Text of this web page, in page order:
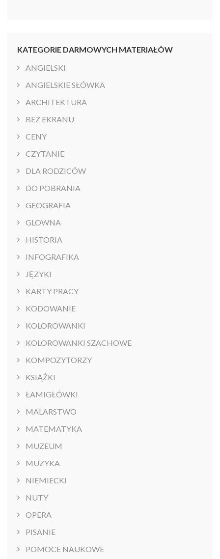
KATEGORIE DARMOWYCH MATERIAŁÓW
ANGIELSKI
ANGIELSKIE SŁÓWKA
ARCHITEKTURA
BEZ EKRANU
CENY
CZYTANIE
DLA RODZICÓW
DO POBRANIA
GEOGRAFIA
GLOWNA
HISTORIA
INFOGRAFIKA
JĘZYKI
KARTY PRACY
KODOWANIE
KOLOROWANKI
KOLOROWANKI SZACHOWE
KOMPOZYTORZY
KSIĄŻKI
ŁAMIGŁÓWKI
MALARSTWO
MATEMATYKA
MUZEUM
MUZYKA
NIEMIECKI
NUTY
OPERA
PISANIE
POMOCE NAUKOWE